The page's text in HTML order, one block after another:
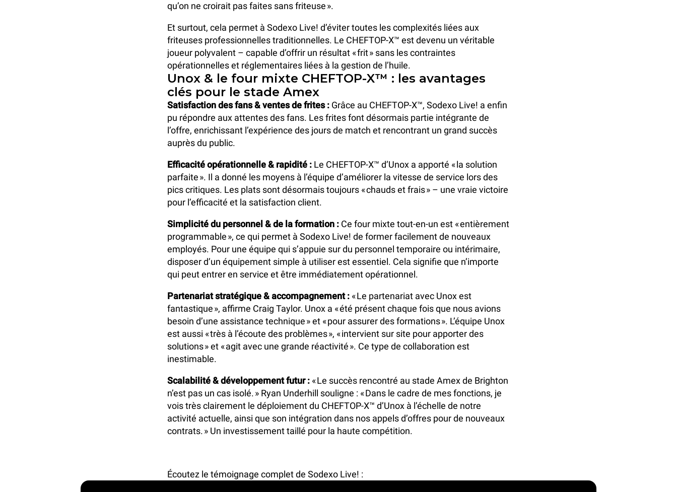
qu’on ne croirait pas faites sans friteuse ».
Et surtout, cela permet à Sodexo Live! d’éviter toutes les complexités liées aux
friteuses professionnelles traditionnelles. Le CHEFTOP-X™ est devenu un véritable
joueur polyvalent – capable d’offrir un résultat « frit » sans les contraintes
opérationnelles et réglementaires liées à la gestion de l’huile.
Unox & le four mixte CHEFTOP-X™ : les avantages
clés pour le stade Amex
Satisfaction des fans & ventes de frites : Grâce au CHEFTOP-X™, Sodexo Live! a enfin
pu répondre aux attentes des fans. Les frites font désormais partie intégrante de
l’offre, enrichissant l’expérience des jours de match et rencontrant un grand succès
auprès du public.
Efficacité opérationnelle & rapidité : Le CHEFTOP-X™ d’Unox a apporté « la solution
parfaite ». Il a donné les moyens à l’équipe d’améliorer la vitesse de service lors des
pics critiques. Les plats sont désormais toujours « chauds et frais » – une vraie victoire
pour l’efficacité et la satisfaction client.
Simplicité du personnel & de la formation : Ce four mixte tout-en-un est « entièrement
programmable », ce qui permet à Sodexo Live! de former facilement de nouveaux
employés. Pour une équipe qui s’appuie sur du personnel temporaire ou intérimaire,
disposer d’un équipement simple à utiliser est essentiel. Cela signifie que n’importe
qui peut entrer en service et être immédiatement opérationnel.
Partenariat stratégique & accompagnement : « Le partenariat avec Unox est
fantastique », affirme Craig Taylor. Unox a « été présent chaque fois que nous avions
besoin d’une assistance technique » et « pour assurer des formations ». L’équipe Unox
est aussi « très à l’écoute des problèmes », « intervient sur site pour apporter des
solutions » et « agit avec une grande réactivité ». Ce type de collaboration est
inestimable.
Scalabilité & développement futur : « Le succès rencontré au stade Amex de Brighton
n’est pas un cas isolé. » Ryan Underhill souligne : « Dans le cadre de mes fonctions, je
vois très clairement le déploiement du CHEFTOP-X™ d’Unox à l’échelle de notre
activité actuelle, ainsi que son intégration dans nos appels d’offres pour de nouveaux
contrats. » Un investissement taillé pour la haute compétition.
Écoutez le témoignage complet de Sodexo Live! :